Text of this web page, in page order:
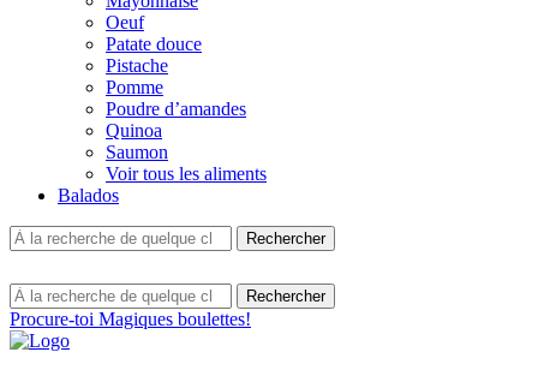
Oeuf
Patate douce
Pistache
Pomme
Poudre d’amandes
Quinoa
Saumon
Voir tous les aliments
Balados
Procure-toi Magiques boulettes!